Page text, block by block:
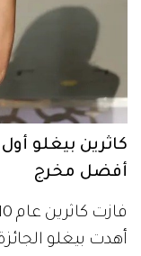
كاثرين بيغلو
أفضل مخرج
أهدت بيغلو